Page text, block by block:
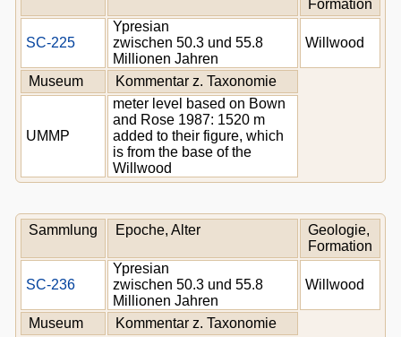
Formation
SC-225
Ypresian
zwischen 50.3 und 55.8
Millionen Jahren
Willwood
Museum Kommentar z. Taxonomie
UMMP
meter level based on Bown
and Rose 1987: 1520 m
added to their figure, which
is from the base of the
Willwood
Sammlung Epoche, Alter
Geologie,
Formation
SC-236
Ypresian
zwischen 50.3 und 55.8
Millionen Jahren
Willwood
Museum Kommentar z. Taxonomie